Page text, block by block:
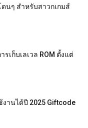
นๆ สำหรับสาวกเกมส์
เก็บเลเวล ROM ตั้งแต่
งานได้ปี 2025 Giftcode